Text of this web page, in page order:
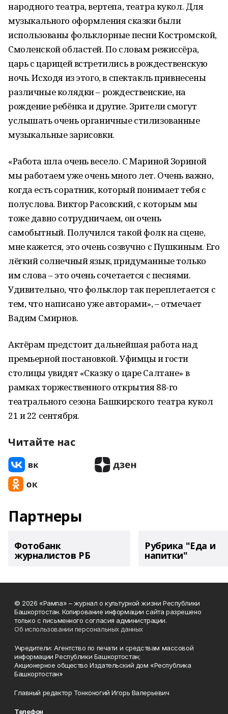
народного театра, вертепа, театра кукол. Для
музыкального оформления сказки были
использованы фольклорные песни Костромской,
Смоленской областей. По словам режиссёра,
царь с царицей встретились в рождественскую
ночь. Исходя из этого, в спектакль привнесены
различные колядки – рождественские, на
рождение ребёнка и другие. Зрители смогут
услышать очень органичные стилизованные
музыкальные зарисовки.
«Работа шла очень весело. С Мариной Зориной
мы работаем уже очень много лет. Очень важно,
когда есть соратник, который понимает тебя с
полуслова. Виктор Расовский, с которым мы
тоже давно сотрудничаем, он очень
самобытный. Получился такой фолк на сцене,
мне кажется, это очень созвучно с Пушкиным. Его
лёгкий солнечный язык, придуманные только
им слова – это очень сочетается с песнями.
Удивительно, что фольклор так переплетается с
тем, что написано уже авторами», – отмечает
Вадим Смирнов.
Актёрам предстоит дальнейшая работа над
премьерной постановкой. Уфимцы и гости
столицы увидят «Сказку о царе Салтане» в
рамках торжественного открытия 88-го
театрального сезона Башкирского театра кукол
21 и 22 сентября.
Читайте нас
Партнеры
Фотобанк
журналистов РБ
Рубрика "Еда и
напитки"
© 2026 «Рампа» – журнал о культурной жизни Республики
Башкортостан. Копирование информации сайта разрешено
только с письменного согласия администрации.
Об использовании персональных данных
Учредители: Агентство по печати и средствам массовой
информации Республики Башкортостан;
Акционерное общество Издательский дом «Республика
Башкортостан»
Главный редактор Тонконогий Игорь Валерьевич
Телефон